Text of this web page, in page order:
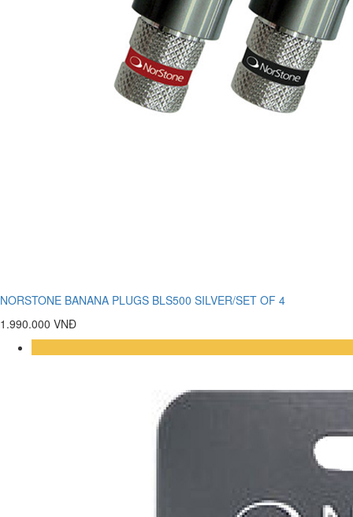
NORSTONE BANANA PLUGS BLS500 SILVER/SET OF 4
1.990.000 VNĐ